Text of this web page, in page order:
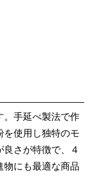
。手延べ製法で作
を使用し独特のモ
さが特徴で、４
物にも最適な商品